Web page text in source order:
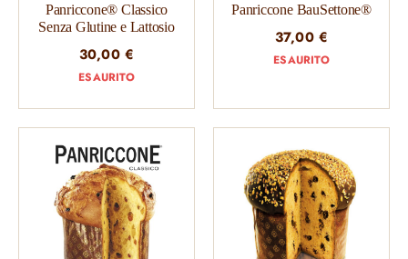
Panriccone® Classico
Senza Glutine e Lattosio
30,00€
ESAURITO
Panriccone BauSettone®
37,00€
ESAURITO